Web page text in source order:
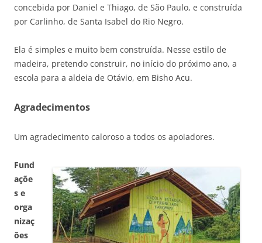
concebida por Daniel e Thiago, de São Paulo, e construída
por Carlinho, de Santa Isabel do Rio Negro.
Ela é simples e muito bem construída. Nesse estilo de
madeira, pretendo construir, no início do próximo ano, a
escola para a aldeia de Otávio, em Bisho Acu.
Agradecimentos
Um agradecimento caloroso a todos os apoiadores.
Fund
açõe
s e
orga
nizaç
ões